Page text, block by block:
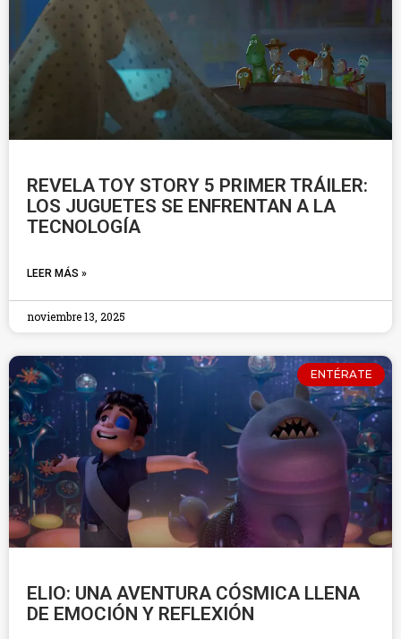
REVELA TOY STORY 5 PRIMER TRÁILER:
LOS JUGUETES SE ENFRENTAN A LA
TECNOLOGÍA
LEER MÁS »
noviembre 13, 2025
ENTÉRATE
ELIO: UNA AVENTURA CÓSMICA LLENA
DE EMOCIÓN Y REFLEXIÓN